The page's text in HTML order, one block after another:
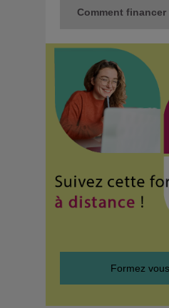
Comment
Formez